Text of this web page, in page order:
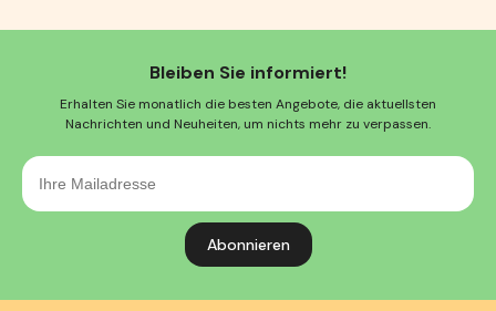
Bleiben Sie informiert!
Erhalten Sie monatlich die besten Angebote, die aktuellsten
Nachrichten und Neuheiten, um nichts mehr zu verpassen.
Ihre
Mailadresse